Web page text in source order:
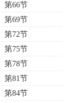
第66节
第69节
第72节
第75节
第78节
第81节
第84节